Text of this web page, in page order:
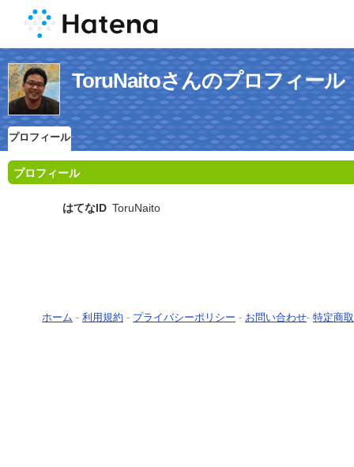
ToruNaitoさんのプロフィール
プロフィール
プロフィール
はてなID ToruNaito
ホーム - 利用規約 - プライバシーポリシー - お問い合わせ- 特定商